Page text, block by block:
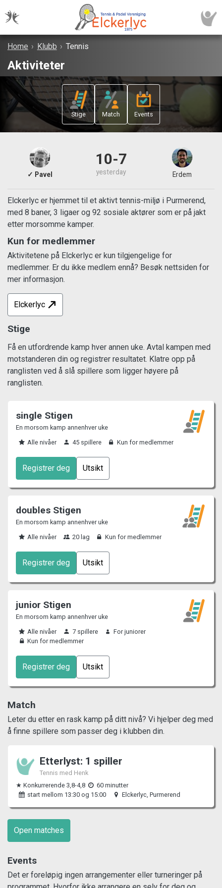
Home › Klubb › Tennis
Aktiviteter
Stige Match Events
✓ Pavel
10-7
yesterday Erdem
Elckerlyc er hjemmet til et aktivt tennis-miljø i Purmerend,
med 8 baner, 3 ligaer og 92 sosiale aktører som er på jakt
etter morsomme kamper.
Kun for medlemmer
Aktivitetene på Elckerlyc er kun tilgjengelige for
medlemmer. Er du ikke medlem ennå? Besøk nettsiden for
mer informasjon.
Elckerlyc
Stige
Få en utfordrende kamp hver annen uke. Avtal kampen med
motstanderen din og registrer resultatet. Klatre opp på
ranglisten ved å slå spillere som ligger høyere på
ranglisten.
single Stigen
En morsom kamp annenhver uke
Alle nivåer
45 spillere Kun for medlemmer
Registrer deg Utsikt
doubles Stigen
En morsom kamp annenhver uke
Alle nivåer
20 lag Kun for medlemmer
Registrer deg Utsikt
junior Stigen
En morsom kamp annenhver uke
Alle nivåer
7 spillere
For juniorer
Kun for medlemmer
Registrer deg Utsikt
Match
Leter du etter en rask kamp på ditt nivå? Vi hjelper deg med
å finne spillere som passer deg i klubben din.
Etterlyst: 1 spiller
Tennis med Henk
★ Konkurrerende 3,8-4,8
60 minutter
start mellom 13:30 og 15:00
Elckerlyc, Purmerend
Open matches
Events
Det er foreløpig ingen arrangementer eller turneringer på